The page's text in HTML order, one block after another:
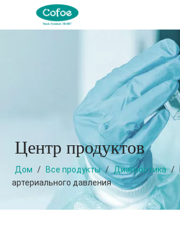
Центр продуктов
Дом / Все продукты / Диагностика /
артериального давления